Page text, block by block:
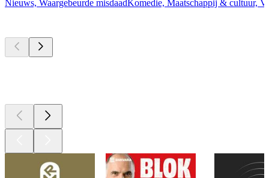
Nieuws, Waargebeurde misdaadKomedie, Maatschappij & cultuur,